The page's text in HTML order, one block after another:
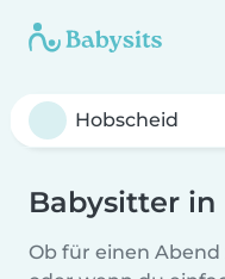
Babysitter in
Ob für einen